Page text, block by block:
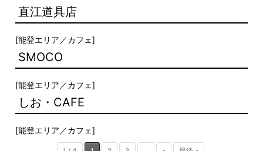
直江道具店
[能登エリア ／カフェ]
SMOCO
[能登エリア ／カフェ]
しお・CAFE
[能登エリア ／カフェ]